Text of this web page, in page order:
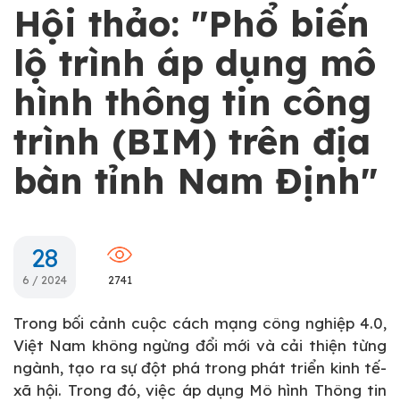
Hội thảo: "Phổ biến
lộ trình áp dụng mô
hình thông tin công
trình (BIM) trên địa
bàn tỉnh Nam Định"
28
6 / 2024 2741
Trong bối cảnh cuộc cách mạng công nghiệp 4.0,
Việt Nam không ngừng đổi mới và cải thiện từng
ngành, tạo ra sự đột phá trong phát triển kinh tế-
xã hội. Trong đó, việc áp dụng Mô hình Thông tin